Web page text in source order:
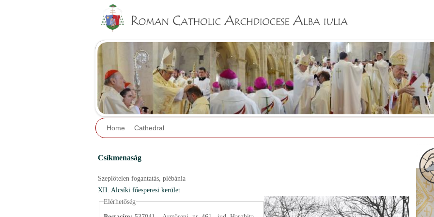
Home Cathedral
Csíkmenaság
Szeplőtelen fogantatás, plébánia
XII. Alcsíki főesperesi kerület
Elérhetőség